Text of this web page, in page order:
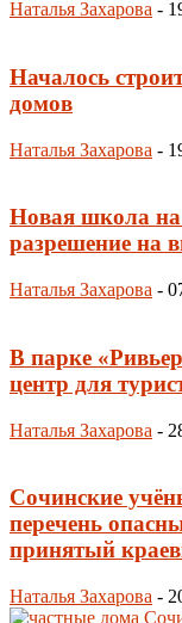
Наталья Захарова -
Началось
домов
Наталья Захарова -
Новая школа
разрешение на
Наталья Захарова -
В парке
центр для
Наталья Захарова -
Сочинские
перечень
принятый
Наталья Захарова -